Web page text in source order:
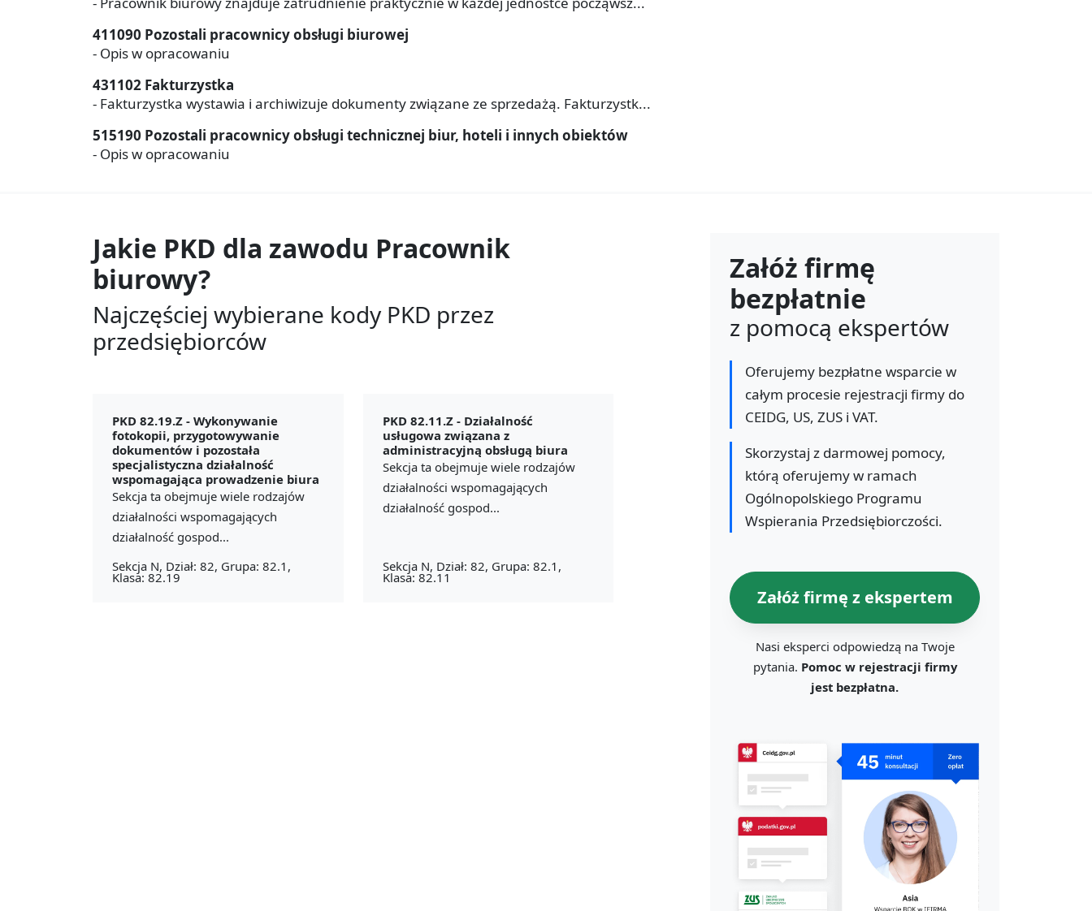
411090 Pozostali pracownicy obsługi biurowej
- Opis w opracowaniu
431102 Fakturzystka
- Fakturzystka wystawia i archiwizuje dokumenty związane ze sprzedażą. Fakturzystk...
515190 Pozostali pracownicy obsługi technicznej biur, hoteli i innych obiektów
- Opis w opracowaniu
Jakie PKD dla zawodu Pracownik
biurowy?
Najczęściej wybierane kody PKD przez
przedsiębiorców
PKD 82.19.Z - Wykonywanie
fotokopii, przygotowywanie
dokumentów i pozostała
specjalistyczna działalność
wspomagająca prowadzenie biura
Sekcja ta obejmuje wiele rodzajów
działalności wspomagających
działalność gospod...
Sekcja N, Dział: 82, Grupa: 82.1,
Klasa: 82.19
PKD 82.11.Z - Działalność
usługowa związana z
administracyjną obsługą biura
Sekcja ta obejmuje wiele rodzajów
działalności wspomagających
działalność gospod...
Sekcja N, Dział: 82, Grupa: 82.1,
Klasa: 82.11
Załóż firmę
bezpłatnie
z pomocą ekspertów
Oferujemy bezpłatne wsparcie w
całym procesie rejestracji firmy do
CEIDG, US, ZUS i VAT.
Skorzystaj z darmowej pomocy,
którą oferujemy w ramach
Ogólnopolskiego Programu
Wspierania Przedsiębiorczości.
Załóż firmę z ekspertem
Nasi eksperci odpowiedzą na Twoje
pytania. Pomoc w rejestracji firmy
jest bezpłatna.